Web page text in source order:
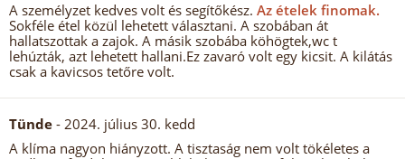
A személyzet kedves volt és segítőkész. Az ételek finomak.
Sokféle étel közül lehetett választani. A szobában át
hallatszottak a zajok. A másik szobába köhögtek,wc t
lehúzták, azt lehetett hallani.Ez zavaró volt egy kicsit. A kilátás
csak a kavicsos tetőre volt.
Tünde - 2024. július 30. kedd
A klíma nagyon hiányzott. A tisztaság nem volt tökéletes a